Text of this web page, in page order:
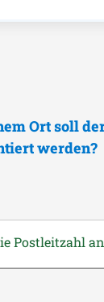
Ort soll
werden?
Postleitzahl an